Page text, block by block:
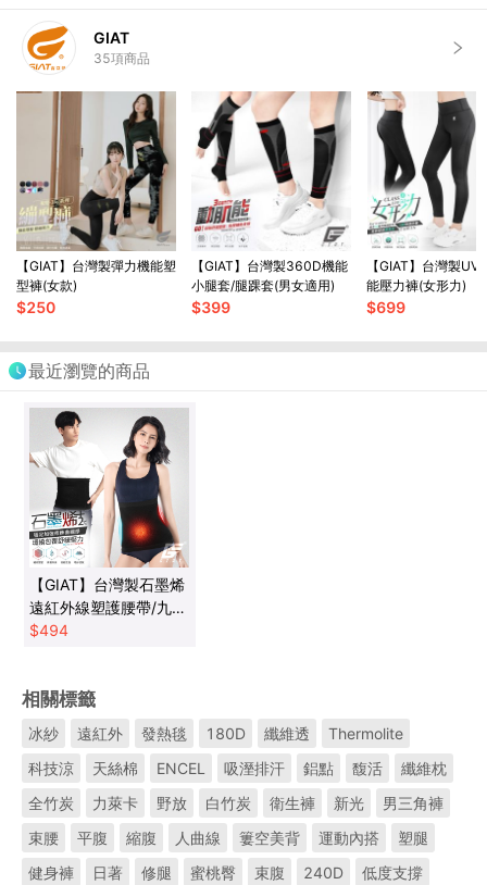
GIAT
35項商品
【GIAT】台灣製彈力機能塑
型褲(女款)
$250
【GIAT】台灣製360D機能
小腿套/腿踝套(男女適用)
$399
【GIAT】台灣製UV
能壓力褲(女形力)
$699
最近瀏覽的商品
【GIAT】台灣製石墨烯
遠紅外線塑護腰帶/九分
機能褲(任選)
$494
相關標籤
冰紗 遠紅外 發熱毯 180D 纖維透
Thermolite
科技涼
天絲棉 ENCEL 吸溼排汗 鋁點 馥活
纖維枕
全竹炭
力萊卡 野放 白竹炭 衛生褲 新光
男三角褲
束腰
平腹 縮腹 人曲線 簍空美背 運動內搭
塑腿
健身褲
日著 修腿 蜜桃臀 束腹 240D 低度支撐